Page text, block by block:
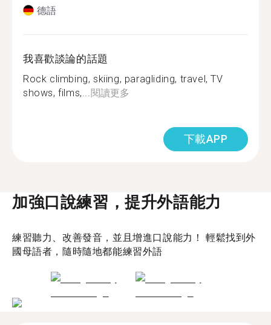
德語
我喜歡談論的話題
Rock climbing, skiing, paragliding, travel, TV
shows, films,... 閱讀更多
下載APP
加強口說練習，提升外語能力
練習聽力、改善發音，並且增進口說能力！ 輕鬆找到外
國母語者，隨時隨地都能練習外語